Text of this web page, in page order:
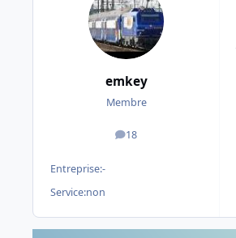
emkey
Membre
18
messages
Entreprise:-
Service:non